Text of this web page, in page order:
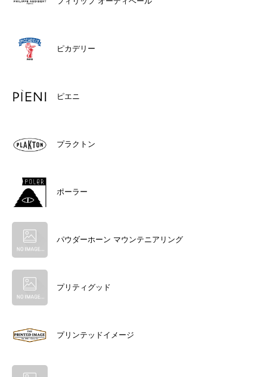
ピカデリー
ピエニ
プラクトン
ポーラー
パウダーホーン マウンテニアリング
プリティグッド
プリンテッドイメージ